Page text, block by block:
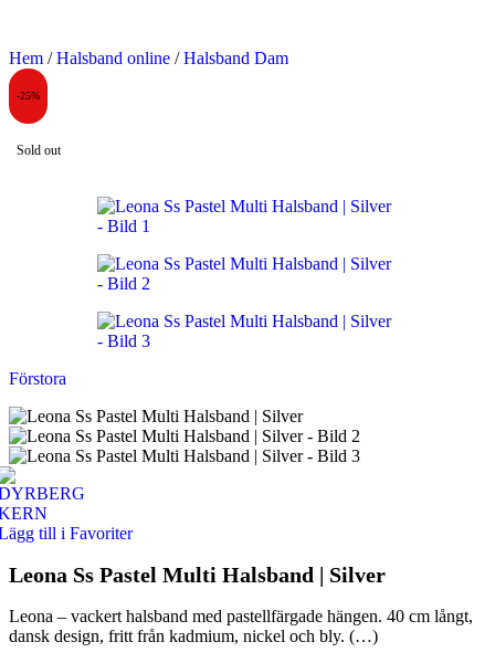
Hem / Halsband online / Halsband Dam
-25%
Sold out
Förstora
till i Favoriter
Leona Ss Pastel Multi Halsband | Silver
Leona – vackert halsband med pastellfärgade hängen. 40 cm långt,
dansk design, fritt från kadmium, nickel och bly. (…)